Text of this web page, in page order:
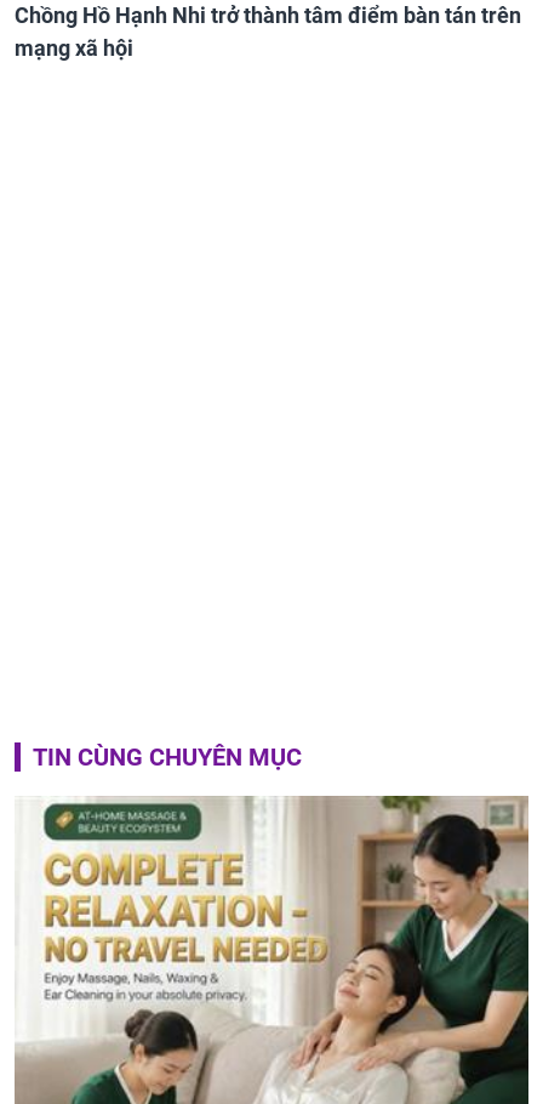
Chồng Hồ Hạnh Nhi trở thành tâm điểm bàn tán trên
mạng xã hội
TIN CÙNG CHUYÊN MỤC